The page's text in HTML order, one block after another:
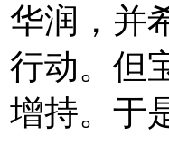
华润，并
行动。但
增持。于